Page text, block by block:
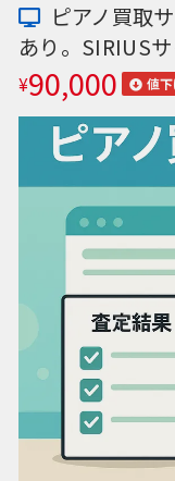
ピアノ買取
あり。SIRIUS
¥90,000 値